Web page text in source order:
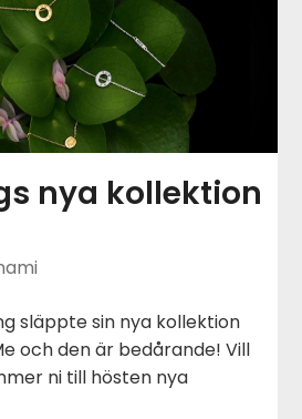
nya kollektion
släppte sin nya kollektion
och den är bedårande! Vill
ni till hösten nya